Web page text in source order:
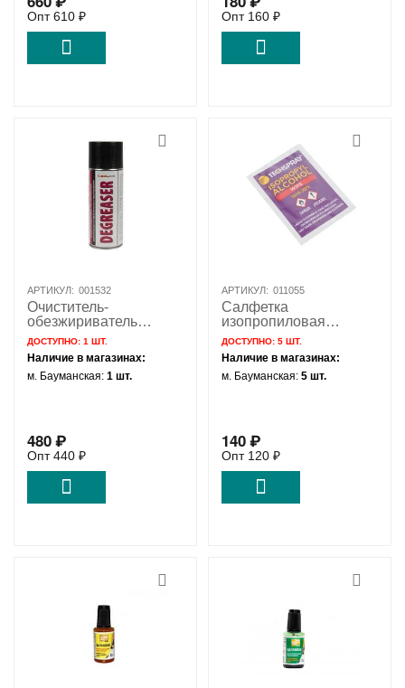
Опт610 ₽ Опт 160 ₽
АРТИКУЛ: 001532
Очиститель-
обезжириватель
DEGREASER Solins
400мл
ДОСТУПНО:1 ШТ.
Наличие в магазинах:
м. Бауманская:1 шт.
480₽
Опт440 ₽
АРТИКУЛ: 011055
Салфетка
изопропиловая
Techspray 1610-30PK
ДОСТУПНО:5 ШТ.
Наличие в магазинах:
м. Бауманская:5 шт.
140₽
Опт 120 ₽